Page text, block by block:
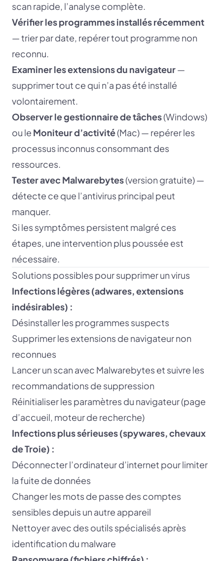
scan rapide, l’analyse complète.
Vérifier les programmes installés récemment
— trier par date, repérer tout programme non
reconnu.
Examiner les extensions du navigateur—
supprimer tout ce qui n’a pas été installé
volontairement.
Observer le gestionnaire de tâches(Windows)
ou le Moniteur d’activité(Mac) — repérer les
processus inconnus consommant des
ressources.
Tester avec Malwarebytes(version gratuite) —
détecte ce que l’antivirus principal peut
manquer.
Si les symptômes persistent malgré ces
étapes, une intervention plus poussée est
nécessaire.
Solutions possibles pour supprimer un virus
Infections légères (adwares, extensions
indésirables) :
Désinstaller les programmes suspects
Supprimer les extensions de navigateur non
reconnues
Lancer un scan avec Malwarebytes et suivre les
recommandations de suppression
Réinitialiser les paramètres du navigateur (page
d’accueil, moteur de recherche)
Infections plus sérieuses (spywares, chevaux
de Troie) :
Déconnecter l’ordinateur d’internet pour limiter
la fuite de données
Changer les mots de passe des comptes
sensibles depuis un autre appareil
Nettoyer avec des outils spécialisés après
identification du malware